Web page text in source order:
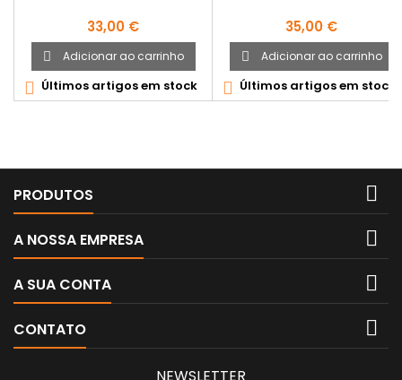
Preço
33,00 €
 Adicionar ao carrinho
 Últimos artigos em stock
Preço
35,00 €
 Adicionar ao carrinho
 Últimos artigos em stock
PRODUTOS 
A NOSSA EMPRESA 
A SUA CONTA 
CONTATO 